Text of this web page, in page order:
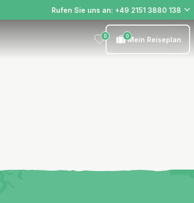
Rufen Sie uns an: +49 2151 3880 138
0 0Mein Reiseplan